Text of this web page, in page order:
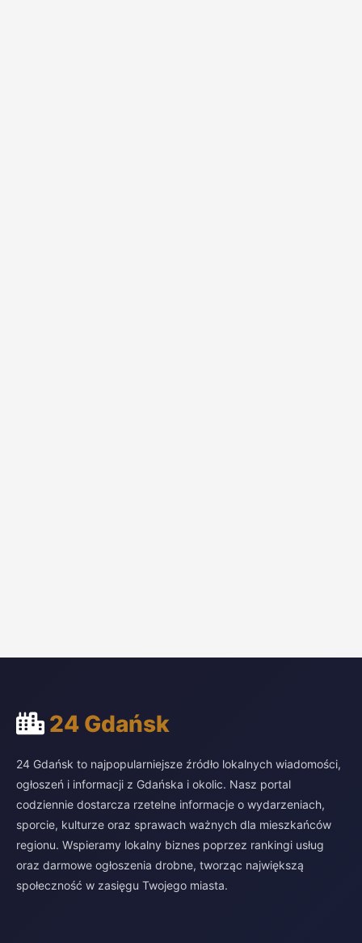
24 Gdańsk
24 Gdańsk to najpopularniejsze źródło lokalnych wiadomości,
ogłoszeń i informacji z Gdańska i okolic. Nasz portal
codziennie dostarcza rzetelne informacje o wydarzeniach,
sporcie, kulturze oraz sprawach ważnych dla mieszkańców
regionu. Wspieramy lokalny biznes poprzez rankingi usług
oraz darmowe ogłoszenia drobne, tworząc największą
społeczność w zasięgu Twojego miasta.